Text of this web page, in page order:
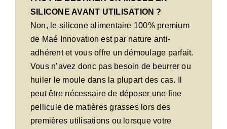
SILICONE AVANT UTILISATION ?
Non, le silicone alimentaire 100% premium
de Maé Innovation est par nature anti-
adhérent et vous offre un démoulage parfait.
Vous n’avez donc pas besoin de beurrer ou
huiler le moule dans la plupart des cas. Il
peut être nécessaire de déposer une fine
pellicule de matières grasses lors des
premières utilisations ou lorsque votre